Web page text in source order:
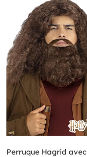
Perruque Hagrid avec